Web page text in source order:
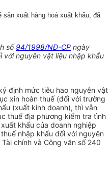
xuất hàng hoá xuất khẩu, đã
số94/1998/NĐ-CP ngày
với nguyên vật liệu nhập khẩu
định mức tiêu hao nguyên vật
xin hoàn thuế (đối với trường
(xuất kinh doanh), thì vẫn
thuế địa phương kiểm tra tình
khẩu của doanh nghiệp
nhập khẩu đối với nguyên
chính và Công văn số 240